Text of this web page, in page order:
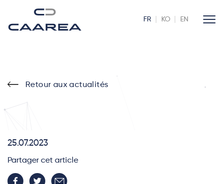
FR KO EN
Retour aux actualités
25.07.2023
Partager cet article